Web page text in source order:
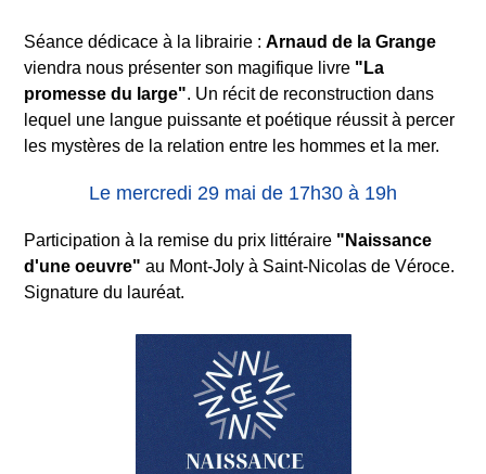
Séance dédicace à la librairie : Arnaud de la Grange
viendra nous présenter son magifique livre "La
promesse du large". Un récit de reconstruction dans
lequel une langue puissante et poétique réussit à percer
les mystères de la relation entre les hommes et la mer.
Le mercredi 29 mai de 17h30 à 19h
Participation à la remise du prix littéraire "Naissance
d'une oeuvre" au Mont-Joly à Saint-Nicolas de Véroce.
Signature du lauréat.